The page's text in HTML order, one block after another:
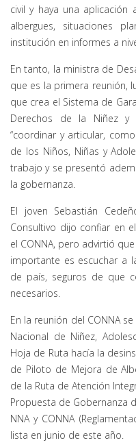
civil y haya una
albergues, situaciones
institución en informes a
En tanto, la ministra de
que es la primera reunión,
que crea el Sistema de
Derechos de la Niñez
“coordinar y articular,
de los Niños, Niñas y
trabajo y se presentó
la gobernanza.
El joven Sebastián
Consultivo dijo confiar en
el CONNA, pero advirtió
importante es escuchar a
de país, seguros de que
necesarios.
En la reunión del CONNA
Nacional de Niñez,
Hoja de Ruta hacía la
de Piloto de Mejora de
de la Ruta de Atención
Propuesta de Gobernanza
NNA y CONNA
lista en junio de este año.